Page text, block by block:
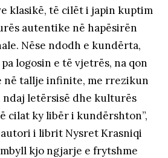
klasikë, të cilët i japin kuptim
autentike në hapësirën
Nëse ndodh e kundërta,
logosin e të vjetrës, na qon
në tallje infinite, me rrezikun
letërsisë dhe kulturës
cilat ky libër i kundërshton”,
i librit Nysret Krasniqi
kjo ngjarje e frytshme